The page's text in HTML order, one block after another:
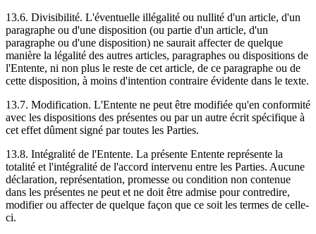
13.6. Divisibilité. L'éventuelle illégalité ou nullité d'un article, d'un
paragraphe ou d'une disposition (ou partie d'un article, d'un
paragraphe ou d'une disposition) ne saurait affecter de quelque
manière la légalité des autres articles, paragraphes ou dispositions de
l'Entente, ni non plus le reste de cet article, de ce paragraphe ou de
cette disposition, à moins d'intention contraire évidente dans le texte.
13.7. Modification. L'Entente ne peut être modifiée qu'en conformité
avec les dispositions des présentes ou par un autre écrit spécifique à
cet effet dûment signé par toutes les Parties.
13.8. Intégralité de l'Entente. La présente Entente représente la
totalité et l'intégralité de l'accord intervenu entre les Parties. Aucune
déclaration, représentation, promesse ou condition non contenue
dans les présentes ne peut et ne doit être admise pour contredire,
modifier ou affecter de quelque façon que ce soit les termes de celle-
ci.